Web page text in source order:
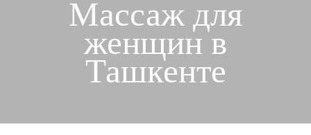
Массаж для
женщин в
Ташкенте